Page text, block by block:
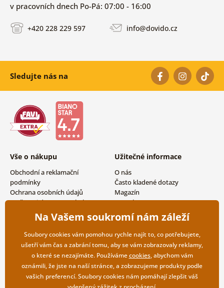
v pracovních dnech Po-Pá: 07:00 - 16:00
+420 228 229 597 info@dovido.cz
Sledujte nás na
Vše o nákupu
Obchodní a reklamační
podmínky
Ochrana osobních údajů
Možnosti dopravy a platby
Vrácení zboží
Užitečné informace
O nás
Často kladené dotazy
Magazín
Kontakty
Velkoobchodní spolupráce
Na Vašem soukromí nám záleží
Soubory cookies vám pomohou rychle najít to, co potřebujete,
ušetří vám čas a zabrání tomu, aby se vám zobrazovaly reklamy,
o které se nezajímáte. Používámecookies, abychom vám
oznámili, že jste na naší stránce, a zobrazujeme produkty podle
vašich preferencí. Soubory cookies nám pomáhají zlepšit váš